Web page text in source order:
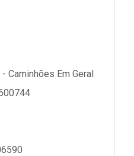
Caminhões Em Geral